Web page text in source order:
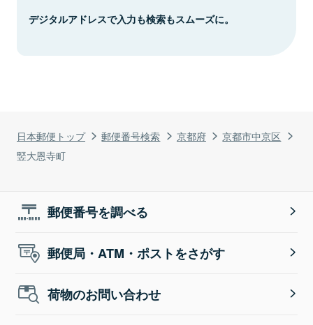
日本郵便トップ 郵便番号検索 京都府
京都市中京区
竪大恩寺町
デジタルアドレスで入力も検索もスムーズに。
郵便番号を調べる
郵便局・ATM・ポストをさがす
荷物のお問い合わせ